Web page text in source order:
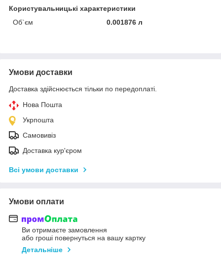
Користувальницькі характеристики
Об`єм
0.001876 л
Умови доставки
Доставка здійснюється тільки по передоплаті.
Нова Пошта
Укрпошта
Самовивіз
Доставка кур'єром
Всі умови доставки
Умови оплати
Ви отримаєте замовлення
або гроші повернуться на вашу картку
Детальніше